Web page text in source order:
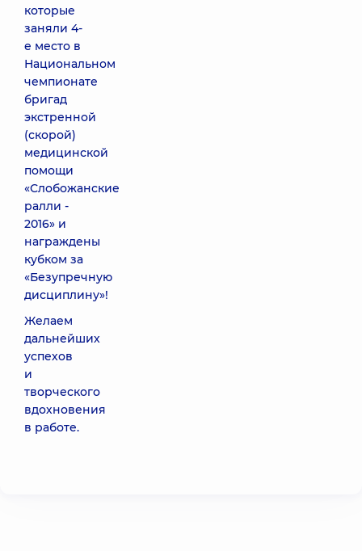
которые
заняли 4-
е место в
Национальном
чемпионате
бригад
экстренной
(скорой)
медицинской
помощи
«Слобожанские
ралли -
2016» и
награждены
кубком за
«Безупречную
дисциплину»!
Желаем
дальнейших
успехов
и
творческого
вдохновения
в работе.